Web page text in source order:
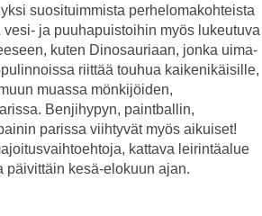
suosituimmista perhelomakohteista
ja puuhapuistoihin myös lukeutuva
kuten Dinosauriaan, jonka uima-
riittää touhua kaikenikäisille,
muassa mönkijöiden,
Benjihypyn, paintballin,
parissa viihtyvät myös aikuiset!
kattava leirintäalue
päivittäin kesä-elokuun ajan.